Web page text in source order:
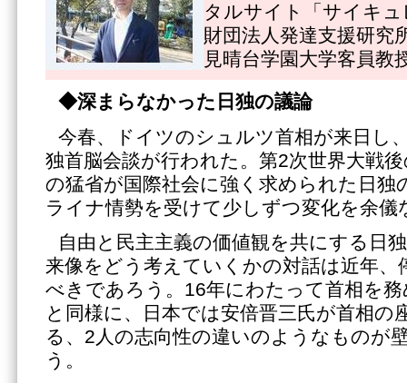
タルサイト「サイキ
財団法人発達支援研究
見晴台学園大学客員教
◆深まらなかった日独の議論
今春、ドイツのシュルツ首相が来日し
独首脳会談が行われた。第2次世界大戦
の猛省が国際社会に強く求められた日独
ライナ情勢を受けて少しずつ変化を余
自由と民主主義の価値観を共にする日
来像をどう考えていくかの対話は近年
べきであろう。16年にわたって首相を
と同様に、日本では安倍晋三氏が首相の
る、2人の志向性の違いのようなものが
う。